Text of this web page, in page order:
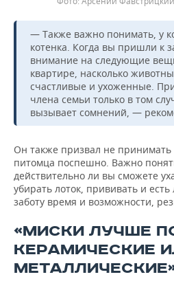
— Также важно понимать, у
котенка. Когда вы пришли к
внимание на следующие
квартире, насколько
счастливые и ухоженные.
члена семьи только в том
вызывает сомнений, —
Он также призвал не
питомца поспешно. Важно
действительно ли вы сможете
убирать лоток, прививать и
заботу время и возможности,
«МИСКИ ЛУЧШЕ
КЕРАМИЧЕСКИЕ